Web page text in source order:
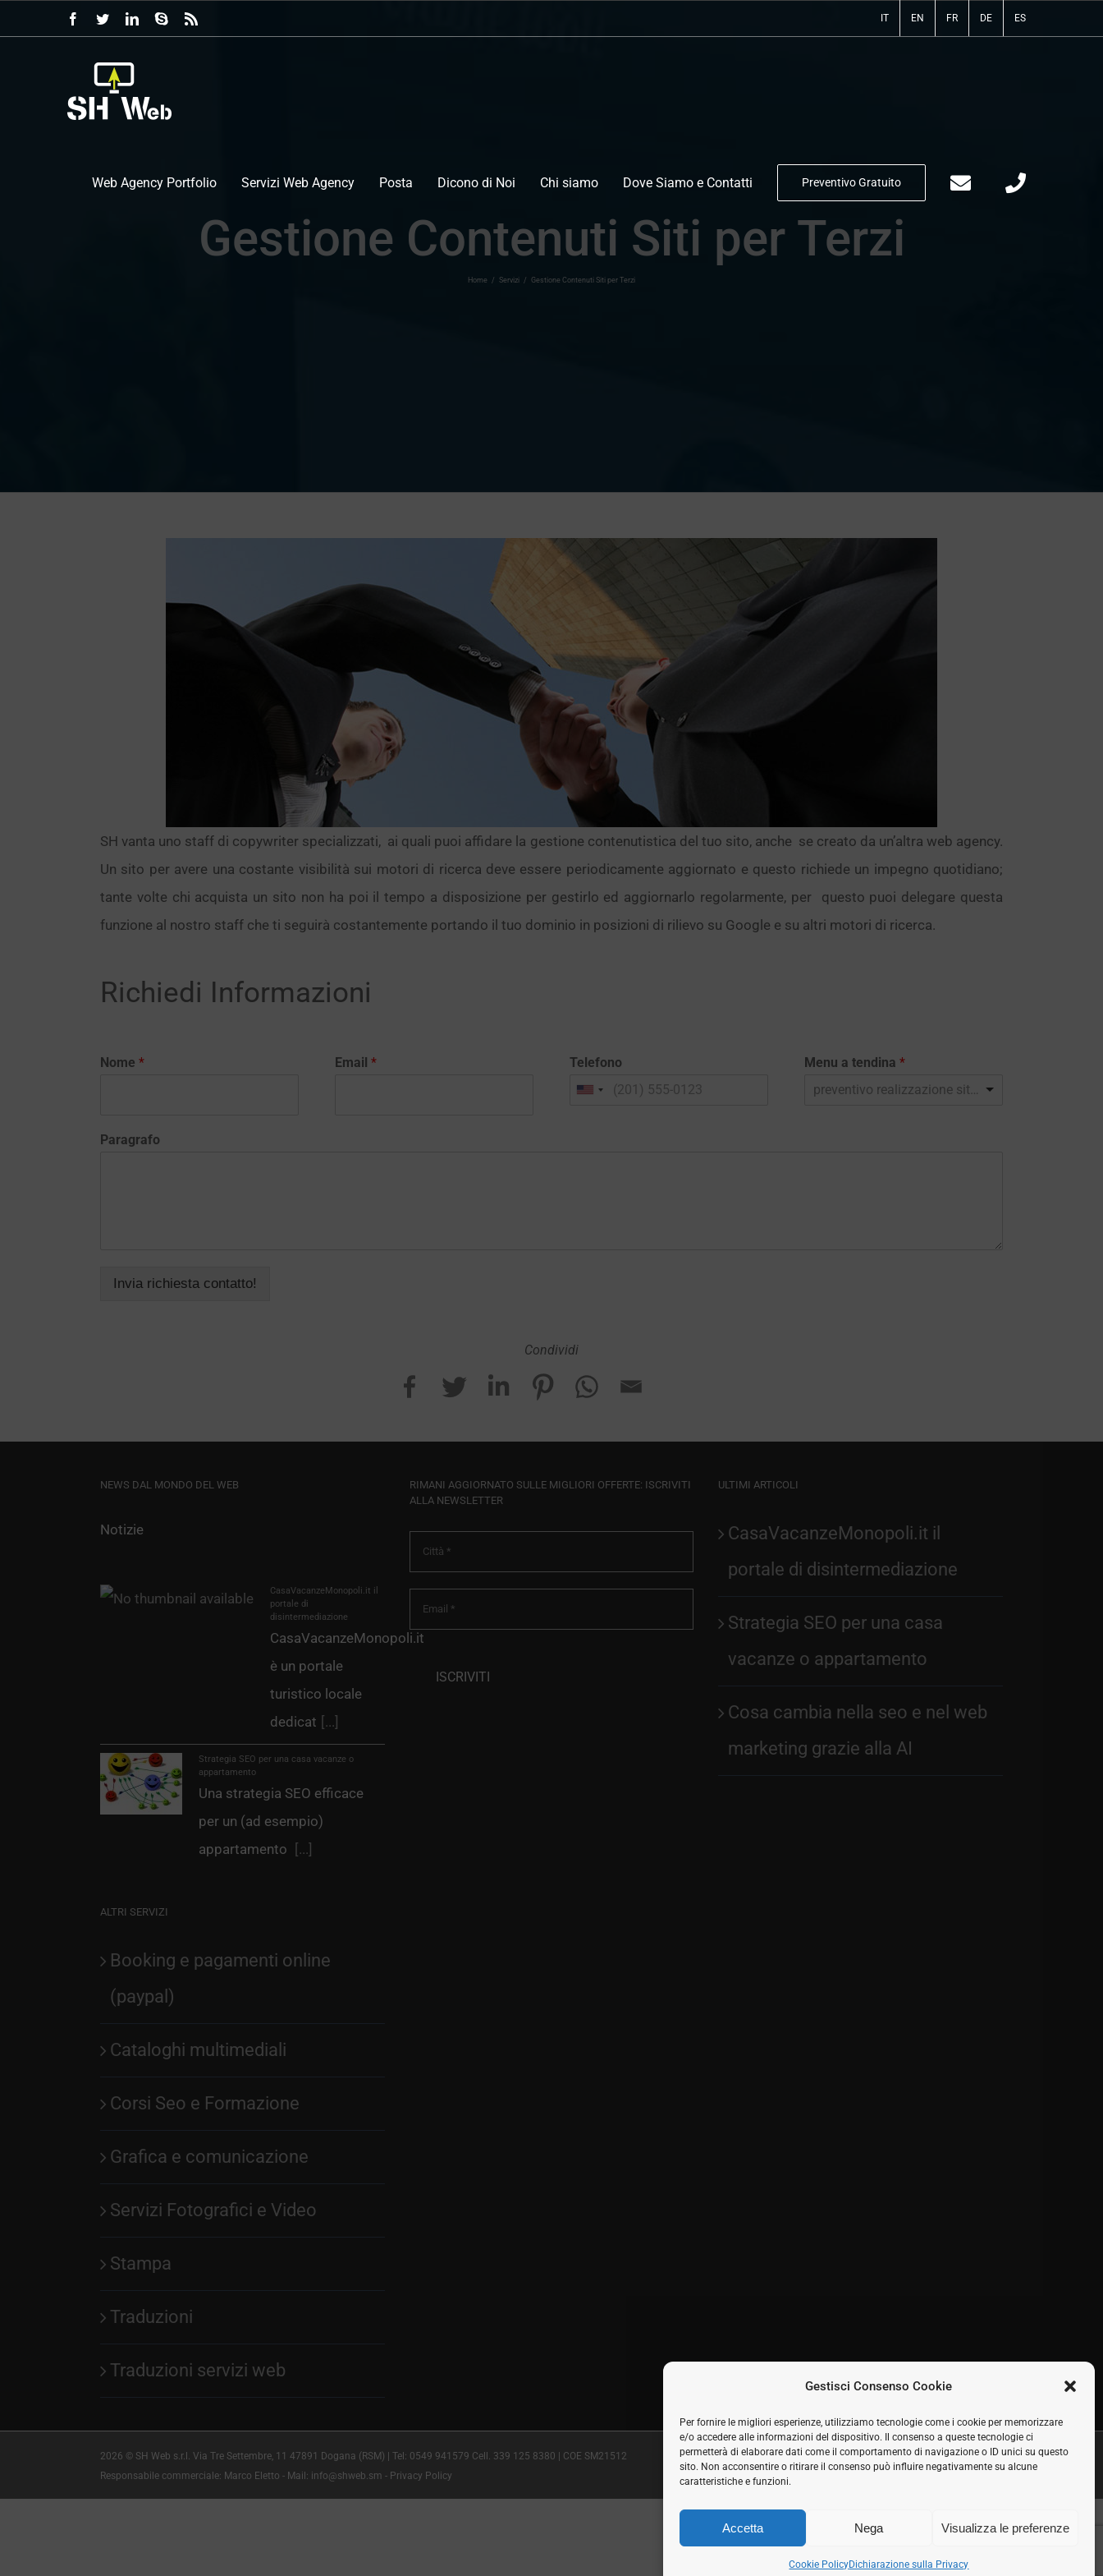
Gestisci Consenso Cookie
Per fornire le migliori esperienze, utilizziamo tecnologie come i cookie per memorizzare
e/o accedere alle informazioni del dispositivo. Il consenso a queste tecnologie ci
permetterà di elaborare dati come il comportamento di navigazione o ID unici su questo
sito. Non acconsentire o ritirare il consenso può influire negativamente su alcune
caratteristiche e funzioni.
Accetta Nega Visualizza le preferenze
Cookie PolicyDichiarazione sulla Privacy
al
Facebook
TwitterLinkedIn
Skype IT EN FR DE ES
Web Agency Portfolio Servizi Web Agency Posta Dicono di Noi Chi siamo Dove Siamo e Contatti Preventivo Gratuito
Gestione Contenuti Siti per Terzi
Home / Servizi / Gestione Contenuti Siti per Terzi
SH vanta uno staff di copywriter specializzati, ai quali puoi affidare la gestione contenutistica del tuo sito, anche se creato da un’altra web agency.
Un sito per avere una costante visibilità sui motori di ricerca deve essere periodicamente aggiornato e questo richiede un impegno quotidiano;
tante volte chi acquista un sito non ha poi il tempo a disposizione per gestirlo ed aggiornarlo regolarmente, per questo puoi delegare questa
funzione al nostro staff che ti seguirà costantemente portando il tuo dominio in posizioni di rilievo su Google e su altri motori di ricerca.
Richiedi Informazioni
Nome * Email * Telefono Menu a tendina *
preventivo realizzazione sito web
Paragrafo
Invia richiesta contatto!
Condividi
NEWS DAL MONDO DEL WEB
Notizie
CasaVacanzeMonopoli.it il
portale di
disintermediazione
CasaVacanzeMonopoli.it
è un portale
turistico locale
dedicat [...]
Strategia SEO per una casa vacanze o
appartamento
Una strategia SEO efficace
per un (ad esempio)
appartamento
[...]
ALTRI SERVIZI
Booking e pagamenti online
(paypal)
Cataloghi multimediali
Corsi Seo e Formazione
Grafica e comunicazione
Servizi Fotografici e Video
Stampa
Traduzioni
Traduzioni servizi web
RIMANI AGGIORNATO SULLE MIGLIORI OFFERTE: ISCRIVITI
ALLA NEWSLETTER
ULTIMI ARTICOLI
CasaVacanzeMonopoli.it il
portale di disintermediazione
Strategia SEO per una casa
vacanze o appartamento
Cosa cambia nella seo e nel web
marketing grazie alla AI
2026 © SH Web s.r.l. Via Tre Settembre, 11 47891 Dogana (RSM) | Tel: 0549 941579 Cell. 339 125 8380 | COE SM21512
Responsabile commerciale: Marco Eletto - Mail: info@shweb.sm - Privacy Policy
Seguici sui social
Facebook
TwitterLinkedInSkypeRss